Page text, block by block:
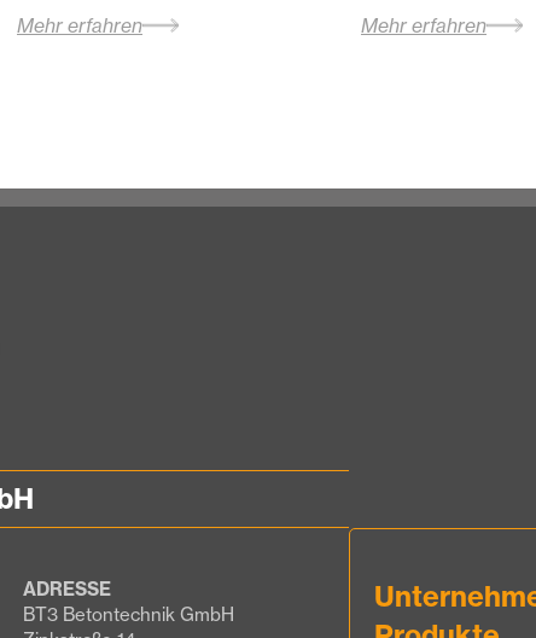
Mehr erfahren Mehr erfahren
ADRESSE
BT3 Betontechnik GmbH